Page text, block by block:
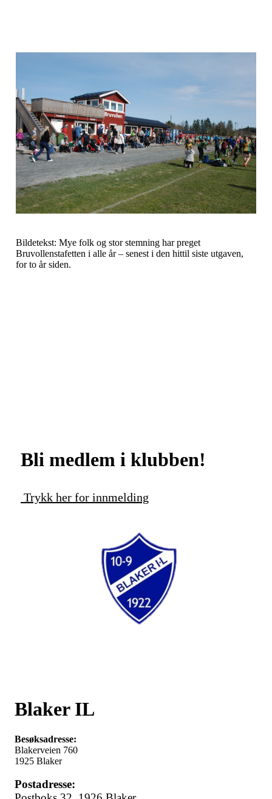
Bildetekst: Mye folk og stor stemning har preget
Bruvollenstafetten i alle år – senest i den hittil siste utgaven,
for to år siden.
Bli medlem i klubben!
Trykk her for innmelding
Blaker IL
Besøksadresse:
Blakerveien 760
1925 Blaker
Postadresse: